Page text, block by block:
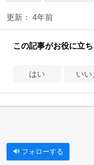
更新： 4年前
この記事がお役に立
はい いい
フォローする